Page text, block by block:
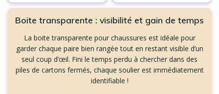
Boite transparente : visibilité et gain de temps
La boite transparente pour chaussures est idéale pour
garder chaque paire bien rangée tout en restant visible d’un
seul coup d’œil. Fini le temps perdu à chercher dans des
piles de cartons fermés, chaque soulier est immédiatement
identifiable !